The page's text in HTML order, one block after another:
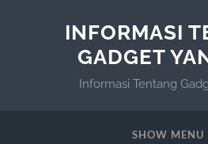
INFORMASI
GADGET
Informasi Tentang
SHOW MENU